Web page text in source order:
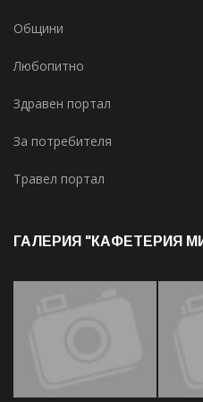
Общини
Любопитно
Здравен портал
За потребителя
Травел портал
ГАЛЕРИЯ "КАФЕТЕРИЯ